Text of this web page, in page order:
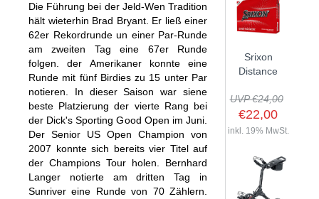
HANDSCHUHE
ZUBEHÖR
Die Führung bei der Jeld-Wen Tradition
hält wieterhin Brad Bryant. Er ließ einer
62er Rekordrunde un einer Par-Runde
am zweiten Tag eine 67er Runde
folgen. der Amerikaner konnte eine
Runde mit fünf Birdies zu 15 unter Par
notieren. In dieser Saison war siene
beste Platzierung der vierte Rang bei
der Dick's Sporting Good Open im Juni.
Der Senior US Open Champion von
2007 konnte sich bereits vier Titel auf
der Champions Tour holen. Bernhard
Langer notierte am dritten Tag in
Sunriver eine Runde von 70 Zählern.
Srixon
Distance
UVP €24,00
€22,00
inkl. 19% MwSt.